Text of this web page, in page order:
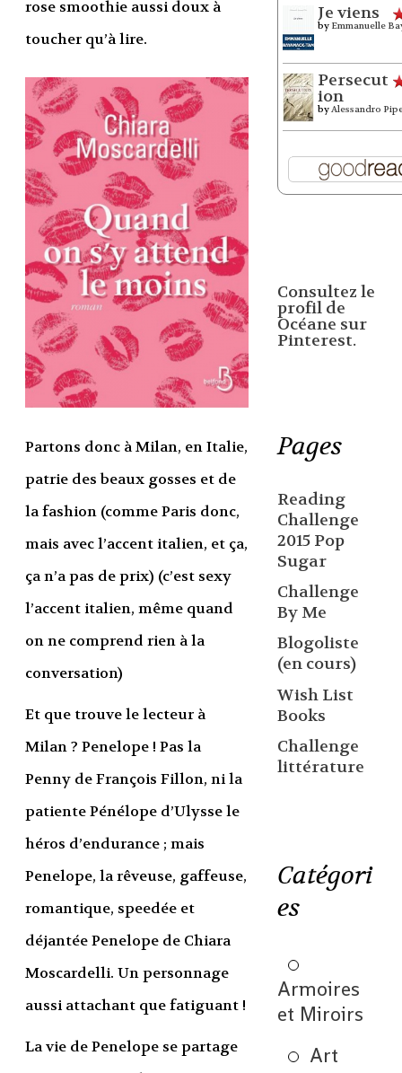
rose smoothie aussi doux à
toucher qu’à lire.
Partons donc à Milan, en Italie,
patrie des beaux gosses et de
la fashion (comme Paris donc,
mais avec l’accent italien, et ça,
ça n’a pas de prix) (c’est sexy
l’accent italien, même quand
on ne comprend rien à la
conversation)
Et que trouve le lecteur à
Milan ? Penelope ! Pas la
Penny de François Fillon, ni la
patiente Pénélope d’Ulysse le
héros d’endurance ; mais
Penelope, la rêveuse, gaffeuse,
romantique, speedée et
déjantée Penelope de Chiara
Moscardelli. Un personnage
aussi attachant que fatiguant !
La vie de Penelope se partage
Je viens
by Emmanuelle
Persecut
ion
byAlessandro
Consultez le
profil de
Océane sur
Pinterest.
Pages
Reading
Challenge
2015 Pop
Sugar
Challenge
By Me
Blogoliste
(en cours)
Wish List
Books
Challenge
littérature
Catégori
es
Armoires
et Miroirs
Art